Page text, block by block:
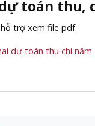
toán thu,
trợ xem file pdf.
dự toán thu chi